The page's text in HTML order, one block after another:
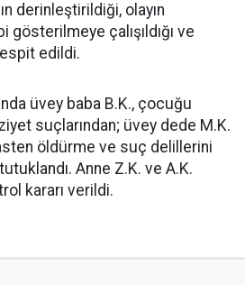
derinleştirildiği, olayın
çalışıldığı ve
edildi.
üvey baba B.K., çocuğu
suçlarından; üvey dede M.K.
öldürme ve suç delillerini
Anne Z.K. ve A.K.
kararı verildi.